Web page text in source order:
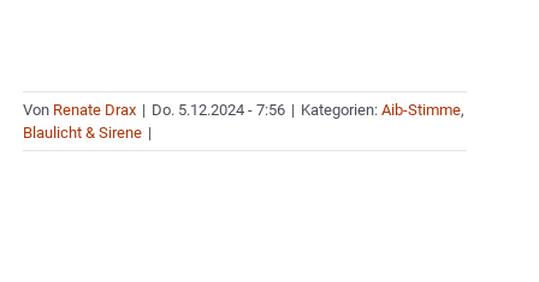
Von Renate Drax | Do. 5.12.2024 - 7:56 | Kategorien: Aib-Stimme,
Blaulicht & Sirene |